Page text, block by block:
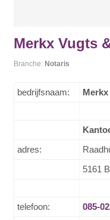
Merkx Vugts
Branche: Notaris
bedrijfsnaam:
adres:
5161
telefoon:
085-